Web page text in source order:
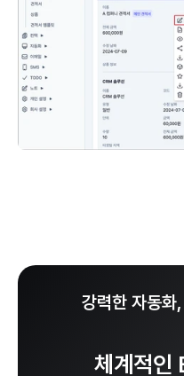
강력한 자동화
체계적인